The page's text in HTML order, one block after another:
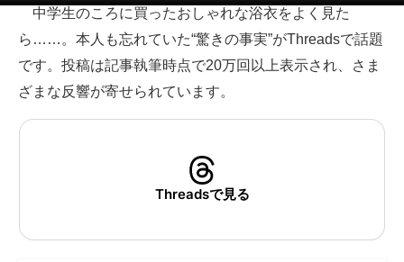
注目記事を集めた総合ページ
ITの今と未来を見通す
スマホと通信の最新トレンド
ビジネスと働き方のヒント
AI活用のいまが分かる
中学生のころに買ったおしゃれな浴衣をよく見た
ら……。本人も忘れていた“驚きの事実”がThreadsで話題
です。投稿は記事執筆時点で20万回以上表示され、さま
ざまな反響が寄せられています。
Threadsで見る